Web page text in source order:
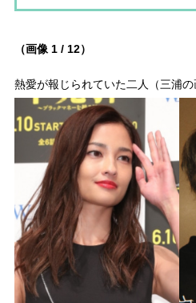
（画像 1 / 12）
熱愛が報じられていた二人（三浦の